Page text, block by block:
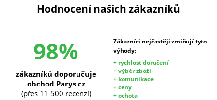
Hodnocení našich zákazníků
98%
Zákazníci nejčastěji zmiňují tyto
výhody:
+ rychlost doručení
+ výběr zboží
+ komunikace
+ ceny
+ ochota
zákazníků doporučuje
obchod Parys.cz
(přes 11 500 recenzí)